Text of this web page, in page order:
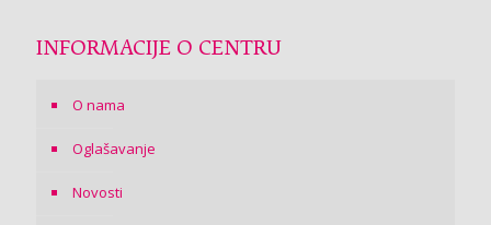
INFORMACIJE O CENTRU
O nama
Oglašavanje
Novosti